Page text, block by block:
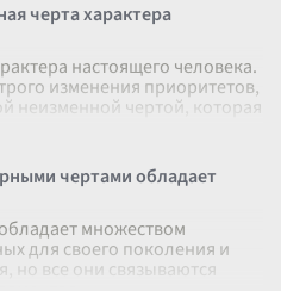
черта характера
настоящего человека.
изменения приоритетов,
неизменной чертой, которая
чертами обладает
множеством
для своего поколения и
но все они связываются